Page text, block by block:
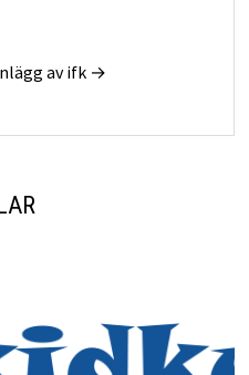
av ifk →